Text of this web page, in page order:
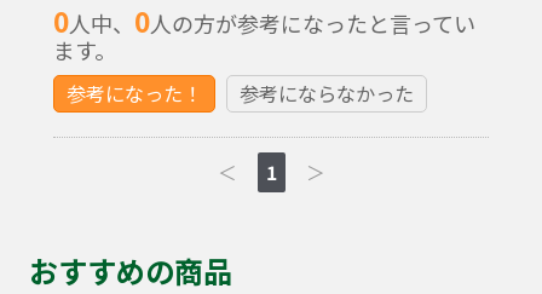
0人中、 0人の方が参考になったと言ってい
ます。
参考になった！ 参考にならなかった
＜ 1 ＞
おすすめの商品